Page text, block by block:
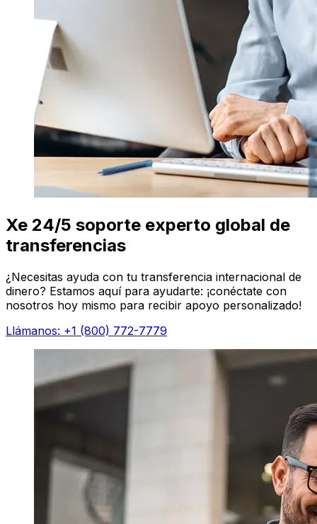
Xe 24/5 soporte experto global de
transferencias
¿Necesitas ayuda con tu transferencia internacional de
dinero? Estamos aquí para ayudarte: ¡conéctate con
nosotros hoy mismo para recibir apoyo personalizado!
Llámanos: +1 (800) 772-7779